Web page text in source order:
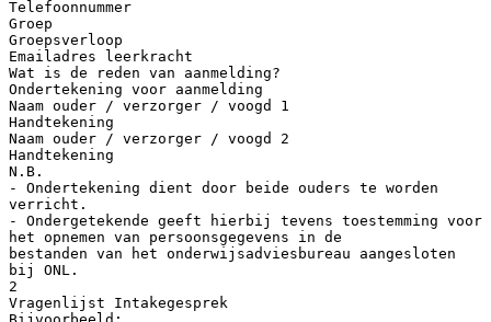
Telefoonnummer
Groep
Groepsverloop
Emailadres leerkracht
Wat is de reden van aanmelding?
Ondertekening voor aanmelding
Naam ouder / verzorger / voogd 1
Handtekening
Naam ouder / verzorger / voogd 2
Handtekening
N.B.
- Ondertekening dient door beide ouders te worden
verricht.
- Ondergetekende geeft hierbij tevens toestemming voor
het opnemen van persoonsgegevens in de
bestanden van het onderwijsadviesbureau aangesloten
bij ONL.
2
Vragenlijst Intakegesprek